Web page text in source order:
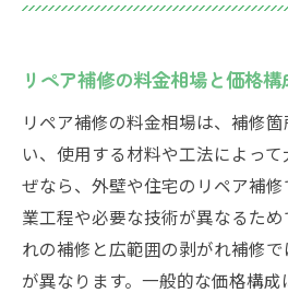
リペア補修業者の料金
リペア補修費用の見積
業者ごとのリペア補修
信頼できる業者探しと
リペア補修費用で注意
関東圏内で安心できる補修
関東圏内で安心なリペ
リペア補修の料金相場と価格
リペア補修の料金相場は、補修
い、使用する材料や工法によっ
ぜなら、外壁や住宅のリペア補
業工程や必要な技術が異なるた
れの補修と広範囲の剥がれ補修
が異なります。一般的な価格構